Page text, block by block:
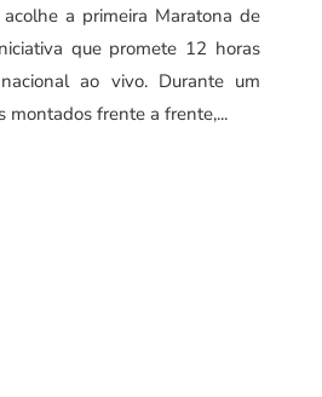
a primeira Maratona de
que promete 12 horas
ao vivo. Durante um
montados frente a frente,...